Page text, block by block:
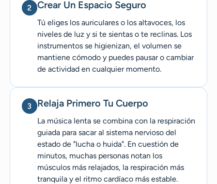
Crear Un Espacio Seguro
Tú eliges los auriculares o los altavoces, los
niveles de luz y si te sientas o te reclinas. Los
instrumentos se higienizan, el volumen se
mantiene cómodo y puedes pausar o cambiar
de actividad en cualquier momento.
Relaja Primero Tu Cuerpo
La música lenta se combina con la respiración
guiada para sacar al sistema nervioso del
estado de "lucha o huida". En cuestión de
minutos, muchas personas notan los
músculos más relajados, la respiración más
tranquila y el ritmo cardíaco más estable.